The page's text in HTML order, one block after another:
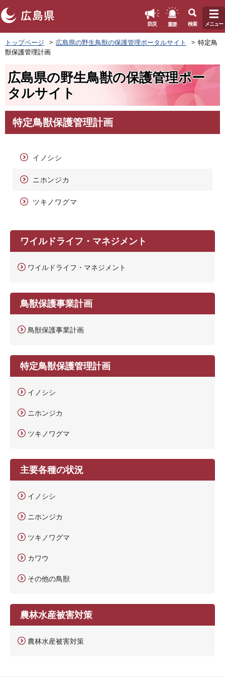
ペ
ー
ジ
す
防災 重要 検索 メニュー
トップページ 広島県の野生鳥獣の保護管理ポータルサイト
特定鳥
獣保護管理計画
広島県の野生鳥獣の保護管理ポー
タルサイト
文
特定鳥獣保護管理計画
イノシシ
ニホンジカ
ツキノワグマ
ワイルドライフ・マネジメント
ワイルドライフ・マネジメント
鳥獣保護事業計画
鳥獣保護事業計画
特定鳥獣保護管理計画
イノシシ
ニホンジカ
ツキノワグマ
主要各種の状況
イノシシ
ニホンジカ
ツキノワグマ
カワウ
その他の鳥獣
農林水産被害対策
農林水産被害対策